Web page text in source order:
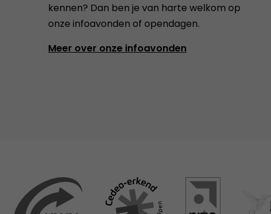
kennen? Dan ben je van harte welkom op
onze infoavonden of opendagen.
Meer over onze infoavonden